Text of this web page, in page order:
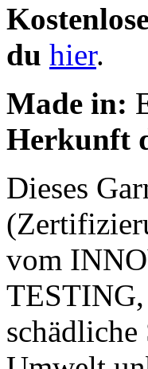
du hier.
Made in:
Herkunft
Dieses
vom
TESTING,